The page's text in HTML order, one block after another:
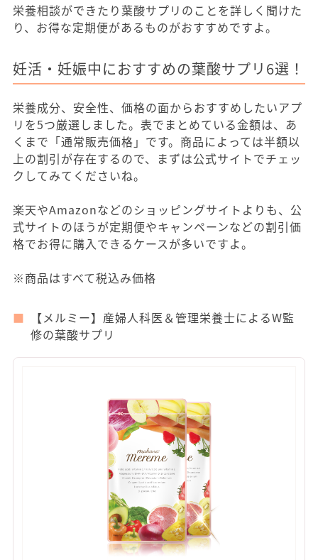
栄養相談ができたり葉酸サプリのことを詳しく聞けた
り、お得な定期便があるものがおすすめですよ。
妊活・妊娠中におすすめの葉酸サプリ6選！
栄養成分、安全性、価格の面からおすすめしたいアプ
リを5つ厳選しました。表でまとめている金額は、あ
くまで「通常販売価格」です。商品によっては半額以
上の割引が存在するので、まずは公式サイトでチェッ
クしてみてくださいね。
楽天やAmazonなどのショッピングサイトよりも、公
式サイトのほうが定期便やキャンペーンなどの割引価
格でお得に購入できるケースが多いですよ。
※商品はすべて税込み価格
【メルミー】産婦人科医＆管理栄養士によるW監
修の葉酸サプリ